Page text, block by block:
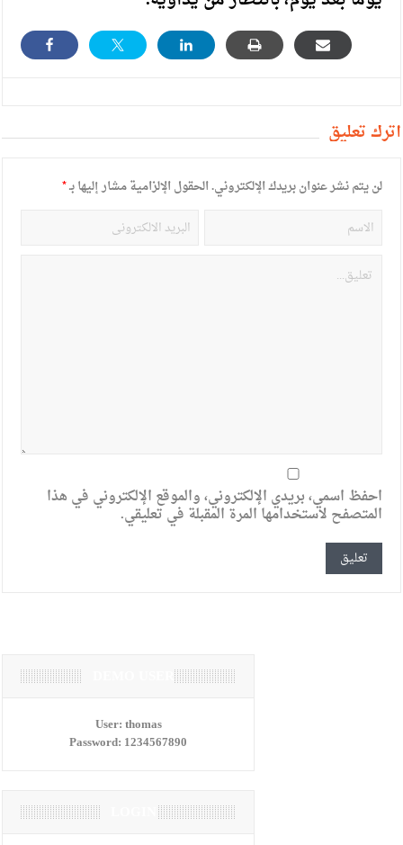
أترك تعليق
لن يتم نشر عنوان بريدك الإلكتروني.الحقول الإلزامية مشار إليها بـ*
احفظ اسمي، بريدي الإلكتروني، والموقع الإلكتروني في هذا
المتصفح لاستخدامها المرة المقبلة في تعليقي.
User:thomas
Password: 1234567890